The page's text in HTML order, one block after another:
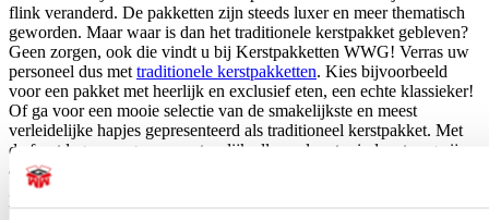
flink veranderd. De pakketten zijn steeds luxer en meer thematisch
geworden. Maar waar is dan het traditionele kerstpakket gebleven?
Geen zorgen, ook die vindt u bij Kerstpakketten WWG! Verras uw
personeel dus met traditionele kerstpakketten. Kies bijvoorbeeld
voor een pakket met heerlijk en exclusief eten, een echte klassieker!
Of ga voor een mooie selectie van de smakelijkste en meest
verleidelijke hapjes gepresenteerd als traditioneel kerstpakket. Met
de feestdagen mogen we natuurlijk allemaal wat minder streng zijn
als het gaat om de calorieën! Met een traditioneel cadeaupakket
geeft u uw werknemers aan het einde van het jaar een echt originele
traktatie!